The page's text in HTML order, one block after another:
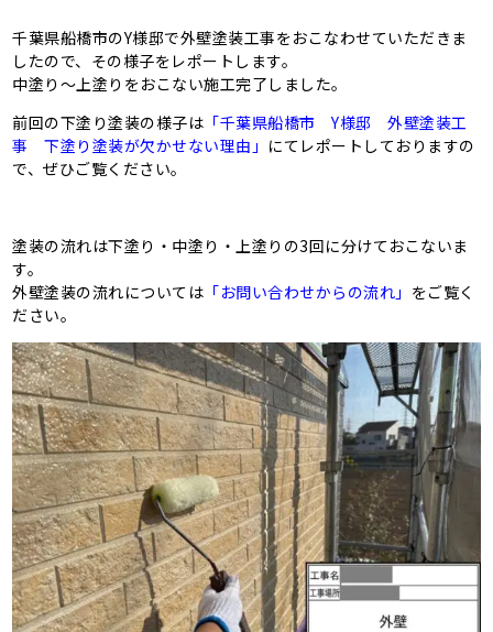
千葉県船橋市のY様邸で外壁塗装工事をおこなわせていただきま
したので、その様子をレポートします。
中塗り～上塗りをおこない施工完了しました。
前回の下塗り塗装の様子は 「千葉県船橋市 Y様邸 外壁塗装工
事 下塗り塗装が欠かせない理由」 にてレポートしておりますの
で、ぜひご覧ください。
塗装の流れは下塗り・中塗り・上塗りの3回に分けておこないま
す。
外壁塗装の流れについては 「お問い合わせからの流れ」 をご覧く
ださい。